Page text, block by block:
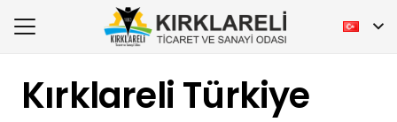
Kırklareli Türkiye